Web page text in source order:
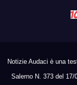
Notizie Audaci è una
Salerno N. 373 del 17/